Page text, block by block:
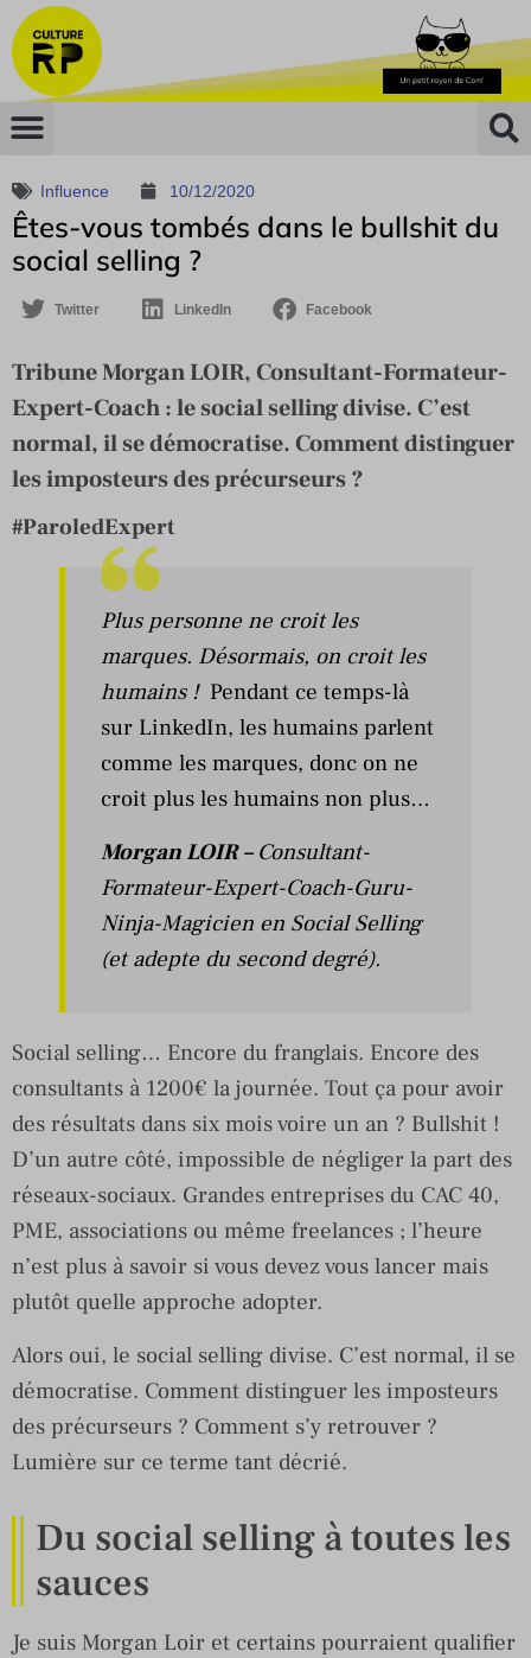
Influence 10/12/2020
Êtes-vous tombés dans le bullshit du
social selling ?
Twitter LinkedIn Facebook
Tribune Morgan LOIR, Consultant-Formateur-
Expert-Coach : le social selling divise. C’est
normal, il se démocratise. Comment distinguer
les imposteurs des précurseurs ?
#ParoledExpert
Plus personne ne croit les
marques. Désormais, on croit les
humains ! Pendant ce temps-là
sur LinkedIn, les humains parlent
comme les marques, donc on ne
croit plus les humains non plus…
Morgan LOIR– Consultant-
Formateur-Expert-Coach-Guru-
Ninja-Magicien en Social Selling
(et adepte du second degré).
Social selling… Encore du franglais. Encore des
consultants à 1200€ la journée. Tout ça pour avoir
des résultats dans six mois voire un an ? Bullshit !
D’un autre côté, impossible de négliger la part des
réseaux-sociaux. Grandes entreprises du CAC 40,
PME, associations ou même freelances ; l’heure
n’est plus à savoir si vous devez vous lancer mais
plutôt quelle approche adopter.
Alors oui, le social selling divise. C’est normal, il se
démocratise. Comment distinguer les imposteurs
des précurseurs ? Comment s’y retrouver ?
Lumière sur ce terme tant décrié.
Du social selling à toutes les
sauces
Je suis Morgan Loir et certains pourraient qualifier